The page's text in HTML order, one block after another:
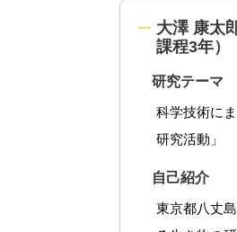
大澤 康太
課程3年）
研究テーマ
科学技術に
研究活動」
自己紹介
東京都八丈